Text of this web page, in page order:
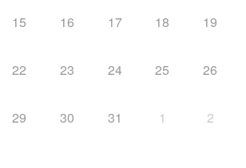
15 16 17 18 19
22 23 24 25 26
29 30 31 1 2